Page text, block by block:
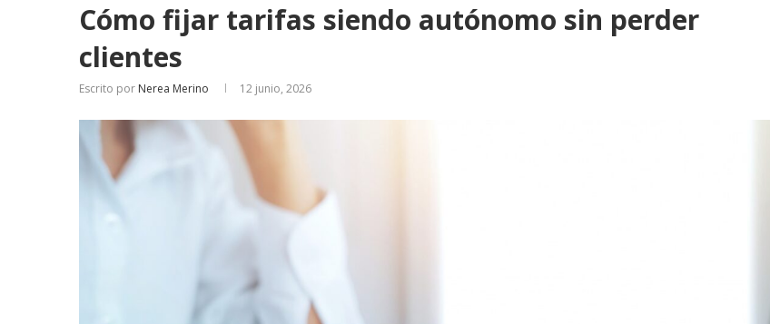
Cómo fijar tarifas siendo autónomo sin perder
clientes
Escrito por Nerea Merino 12 junio, 2026